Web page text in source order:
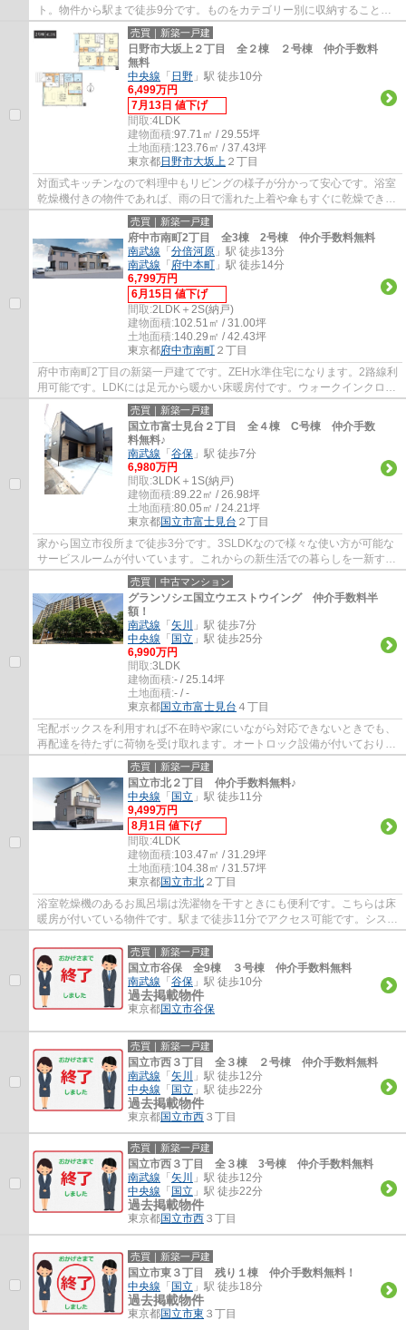
ト。物件から駅まで徒歩9分です。ものをカテゴリー別に収納することが
できるウォークインクローゼットによって、ど...
売買｜新築一戸建
日野市大坂上２丁目 全２棟 ２号棟 仲介手数料
無料
中央線 「 日野 」駅 徒歩10分
6,499万円
7月13日 値下げ
間取:4LDK
建物面積:97.71㎡ / 29.55坪
土地面積:123.76㎡ / 37.43坪
東京都日野市大坂上 ２丁目
対面式キッチンなので料理中もリビングの様子が分かって安心です。浴室
乾燥機付きの物件であれば、雨の日で濡れた上着や傘もすぐに乾燥できま
す。駅から徒歩10分圏内の物件です。家族...
売買｜新築一戸建
府中市南町2丁目 全3棟 2号棟 仲介手数料無料
南武線 「 分倍河原 」駅 徒歩13分
南武線 「 府中本町 」駅 徒歩14分
6,799万円
6月15日 値下げ
間取:2LDK＋2S(納戸)
建物面積:102.51㎡ / 31.00坪
土地面積:140.29㎡ / 42.43坪
東京都府中市南町 ２丁目
府中市南町2丁目の新築一戸建てです。ZEH水準住宅になります。2路線利
用可能です。LDKには足元から暖かい床暖房付です。ウォークインクロー
ゼットがあり衣類の収納に便利です。府中市...
売買｜新築一戸建
国立市富士見台２丁目 全４棟 C号棟 仲介手数
料無料♪
南武線 「 谷保 」駅 徒歩7分
6,980万円
間取:3LDK＋1S(納戸)
建物面積:89.22㎡ / 26.98坪
土地面積:80.05㎡ / 24.21坪
東京都国立市富士見台 ２丁目
家から国立市役所まで徒歩3分です。3SLDKなので様々な使い方が可能な
サービスルームが付いています。これからの新生活での暮らしを一新する
ために、新築戸建てはいかがでしょうか。不...
売買｜中古マンション
グランソシエ国立ウエストウイング 仲介手数料半
額！
南武線 「 矢川
」駅 徒歩7分
中央線 「 国立 」駅 徒歩25分
6,990万円
間取:3LDK
建物面積:- / 25.14坪
土地面積:- / -
東京都国立市富士見台 ４丁目
宅配ボックスを利用すれば不在時や家にいながら対応できないときでも、
再配達を待たずに荷物を受け取れます。オートロック設備が付いており、
防犯性が高いです。きれいにリフォームさ...
売買｜新築一戸建
国立市北２丁目 仲介手数料無料♪
中央線 「 国立 」駅 徒歩11分
9,499万円
8月1日 値下げ
間取:4LDK
建物面積:103.47㎡ / 31.29坪
土地面積:104.38㎡ / 31.57坪
東京都国立市北 ２丁目
浴室乾燥機のあるお風呂場は洗濯物を干すときにも便利です。こちらは床
暖房が付いている物件です。駅まで徒歩11分でアクセス可能です。システ
ムキッチンは使いやすく汚れにくいのでご...
売買｜新築一戸建
国立市谷保 全9棟 ３号棟 仲介手数料無料
南武線 「 谷保 」駅 徒歩10分
過去掲載物件
東京都国立市谷保
売買｜新築一戸建
国立市西３丁目 全３棟 ２号棟 仲介手数料無料
南武線 「 矢川
」駅 徒歩12分
中央線 「 国立 」駅 徒歩22分
過去掲載物件
東京都国立市西 ３丁目
売買｜新築一戸建
国立市西３丁目 全３棟 3号棟 仲介手数料無料
南武線 「 矢川
」駅 徒歩12分
中央線 「 国立 」駅 徒歩22分
過去掲載物件
東京都国立市西 ３丁目
売買｜新築一戸建
国立市東３丁目 残り１棟 仲介手数料無料！
中央線 「 国立 」駅 徒歩18分
過去掲載物件
東京都国立市東 ３丁目